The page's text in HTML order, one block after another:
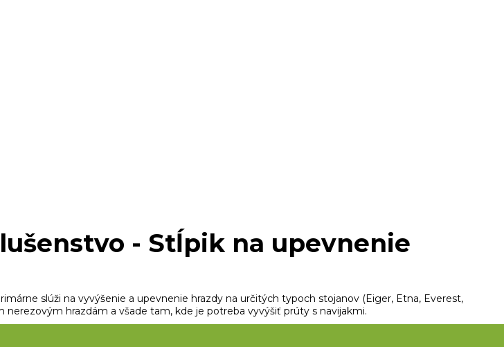
- Stĺpik na upevnenie
slúži na vyvýšenie a upevnenie hrazdy na určitých typoch stojanov (Eiger, Etna, Everest,
nerezovým hrazdám a všade tam, kde je potreba vyvýšiť prúty s navijakmi.